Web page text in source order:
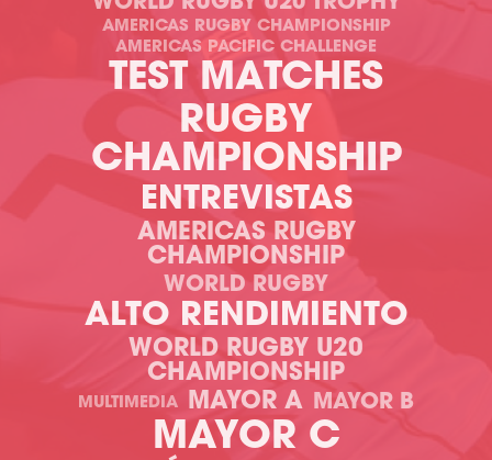
AMERICAS RUGBY CHAMPIONSHIP
AMERICAS PACIFIC CHALLENGE
TEST MATCHES
RUGBY
CHAMPIONSHIP
ENTREVISTAS
AMERICAS RUGBY
CHAMPIONSHIP
WORLD RUGBY
ALTO RENDIMIENTO
WORLD RUGBY U20
CHAMPIONSHIP
MULTIMEDIA MAYOR A MAYOR B
MAYOR C